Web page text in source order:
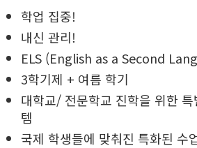
학업 집중!
내신 관리!
ELS (English as a Second
3학기제 + 여름 학기
대학교/ 전문학교 진학을 위한
템
국제 학생들에 맞춰진 특화된 수